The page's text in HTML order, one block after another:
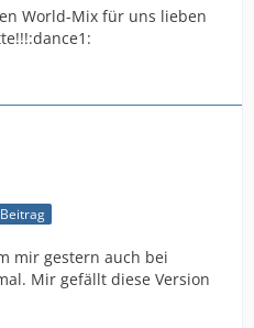
World-Mix für uns lieben
mir gestern auch bei
Mir gefällt diese Version